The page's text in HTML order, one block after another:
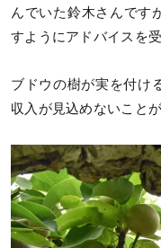
んでいた鈴木さんです
すようにアドバイスを
ブドウの樹が実を付け
収入が見込めないこと